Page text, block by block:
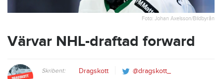
Foto: Johan Axelsson/Bildbyrån
Värvar NHL-draftad forward
Skribent: Dragskott @dragskott_